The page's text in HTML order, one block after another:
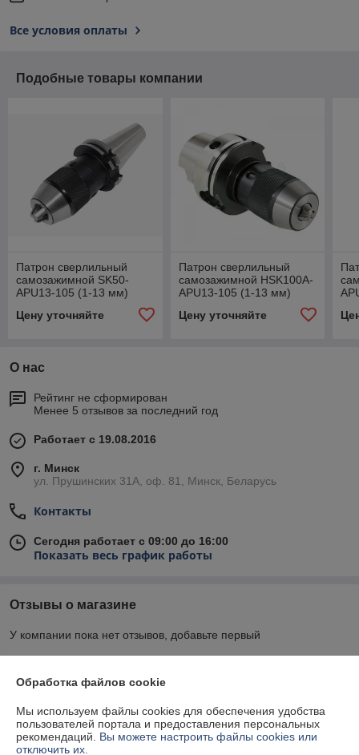
Все условия оплаты
Подобные товары компании
Патрон сверлильный
самозажимной SK50-
APU13-105 (1-13 мм)
Цену уточняйте
Патрон сверлильный
самозажимной HSK100A-
APU13-105 (1-13 мм)
Цену уточняйте
О нас
Рейтинг не сформирован
Менее 5 отзывов за последний год
Работает с 19.08.2016
г. Минск
ул. Прушинских 31А, оф. 81, Минск, Беларусь
Контакты
Сегодня работает с 09:00 до 16:00
Показать весь график работы
Отзывы о магазине
У компании пока нет отзывов, добавьте первый
О нас
Контакты
Обработка файлов cookie
Мы используем файлы cookies для обеспечения удобства
пользователей портала и предоставления персональных
рекомендаций. Вы можете настроить файлы cookies или
отключить их.